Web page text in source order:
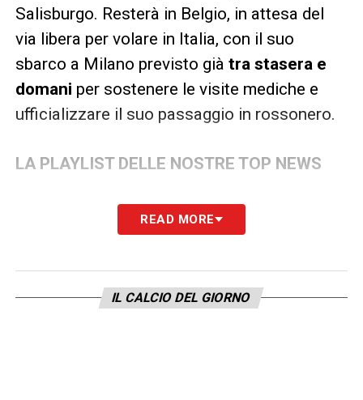
Salisburgo. Resterà in Belgio, in attesa del
via libera per volare in Italia, con il suo
sbarco a Milano previsto già tra stasera e
domani per sostenere le visite mediche e
ufficializzare il suo passaggio in rossonero.
LA PLAYLIST DELLE NOSTRE TOP NEWS
READ MORE
IL CALCIO DEL GIORNO